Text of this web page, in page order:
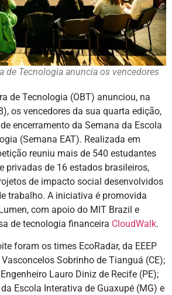
de Tecnologia anuncia os vencedores
de Tecnologia (OBT) anunciou, na
os vencedores da sua quarta edição,
encerramento da Semana da Escola
(Semana EAT). Realizada em
reuniu mais de 540 estudantes
privadas de 16 estados brasileiros,
de impacto social desenvolvidos
trabalho. A iniciativa é promovida
com apoio do MIT Brazil e
de tecnologia financeira CloudWalk.
foram os times EcoRadar, da EEEP
Sobrinho de Tianguá (CE);
Lauro Diniz de Recife (PE);
Escola Interativa de Guaxupé (MG) e